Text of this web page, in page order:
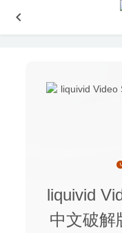
liquivid
中文破解
Caffeinated 1.18
DaVinci Resolve
色剪辑软件
2020-05-22